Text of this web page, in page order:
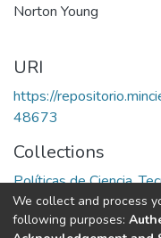
Norton Young
URI
https://
48673
Collections
Políticas de Ciencia,
Full item page
We collect and process
following purposes: